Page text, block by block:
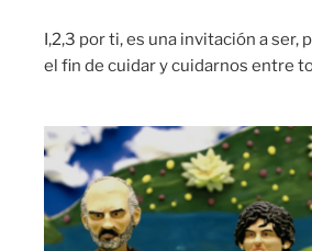
I,2,3 por ti, es una invitación a ser,
el fin de cuidar y cuidarnos entre